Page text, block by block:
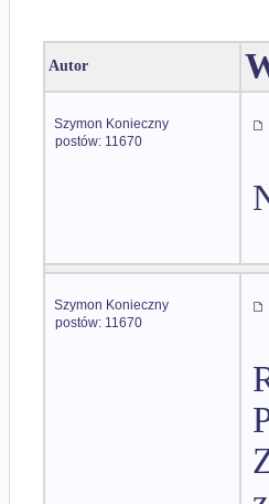
Autor
Szymon Konieczny
postów: 11670
Szymon Konieczny
postów: 11670